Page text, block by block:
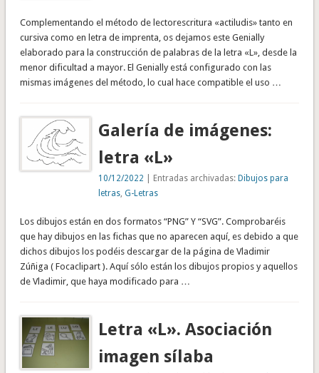
Complementando el método de lectorescritura «actiludis» tanto en
cursiva como en letra de imprenta, os dejamos este Genially
elaborado para la construcción de palabras de la letra «L», desde la
menor dificultad a mayor. El Genially está configurado con las
mismas imágenes del método, lo cual hace compatible el uso …
Galería de imágenes:
letra «L»
10/12/2022 | Entradas archivadas:Dibujos para
letras ,G-Letras
Los dibujos están en dos formatos “PNG” Y “SVG”. Comprobaréis
que hay dibujos en las fichas que no aparecen aquí, es debido a que
dichos dibujos los podéis descargar de la página de Vladimir
Zúñiga ( Focaclipart ). Aquí sólo están los dibujos propios y aquellos
de Vladimir, que haya modificado para …
Letra «L». Asociación
imagen sílaba